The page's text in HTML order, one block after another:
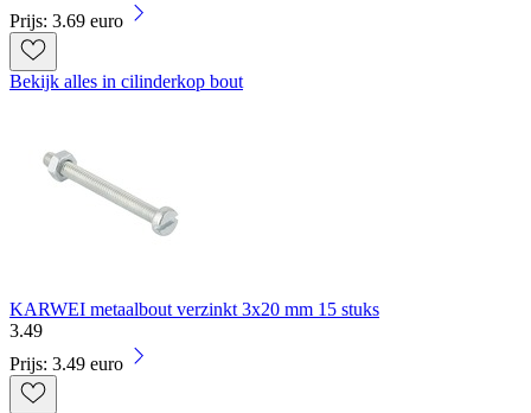
Prijs: 3.69 euro
Bekijk alles in cilinderkop bout
KARWEI metaalbout verzinkt 3x20 mm 15 stuks
3.49
Prijs: 3.49 euro